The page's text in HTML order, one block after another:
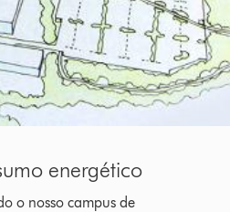
energético
o nosso campus de